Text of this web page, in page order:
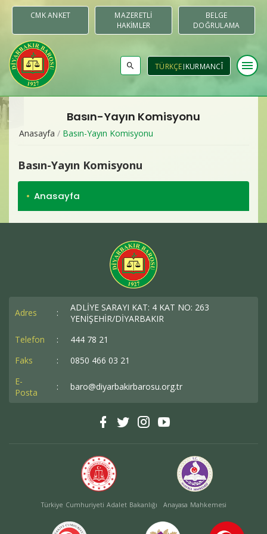
CMK ANKET
MAZERETLI
HAKIMLER
BELGE
DOĞRULAMA
TÜRKÇE KURMANCÎ menu
Raporlar
Duyurular
Baro Bültenleri
İletişim
Basın-Yayın Komisyonu
Anasayfa / Basın-Yayın Komisyonu
Basın-Yayın Komisyonu
Anasayfa
Adres :
ADLİYE SARAYI KAT: 4 KAT NO: 263
YENİŞEHİR/DİYARBAKIR
Telefon
:
444 78 21
Faks
:
0850 466 03 21
E-
Posta
: baro@diyarbakirbarosu.org.tr
Türkiye Cumhuriyeti Adalet Bakanlığı Anayasa Mahkemesi